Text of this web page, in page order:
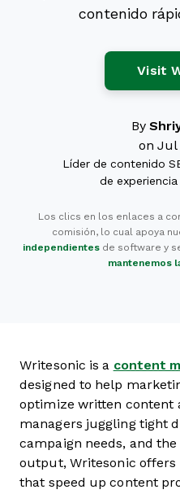
contenido
Visit
By
on Jul
Líder de contenido
de
Los clics en los enlaces a
comisión, lo cual apoya
independientesde software y
mantenemos
Writesonic is a content
designed to help
optimize written content
managers juggling tight
campaign needs, and
output, Writesonic
that speed up content